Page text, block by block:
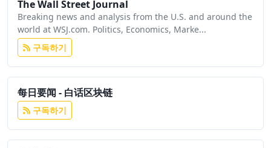
The Wall Street Journal
Breaking news and analysis from the U.S. and around the
world at WSJ.com. Politics, Economics, Marke...
구독하기
每日要闻 - 白话区块链
구독하기